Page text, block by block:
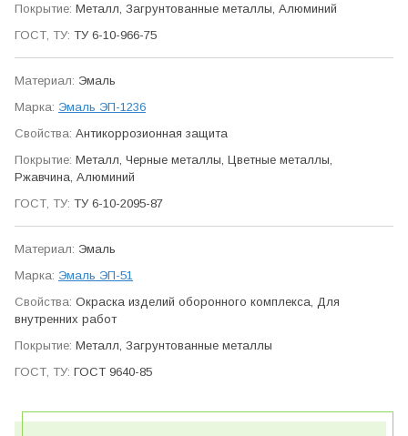
Металл, Загрунтованные металлы, Алюминий
ТУ 6-10-966-75
Эмаль
Эмаль ЭП-1236
Антикор­розионная защита
Металл, Черные металлы, Цветные металлы,
Ржавчина, Алюминий
ТУ 6-10-2095-87
Эмаль
Эмаль ЭП-51
Окраска изделий оборонного ком­плекса, Для
внутренних работ
Металл, Загрунтованные металлы
ГОСТ 9640-85